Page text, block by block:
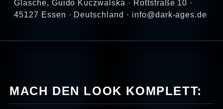
Glasche, Guido Kuczwalska · Rottstraße 10 ·
45127 Essen · Deutschland · info@dark-ages.de
MACH DEN LOOK KOMPLETT: